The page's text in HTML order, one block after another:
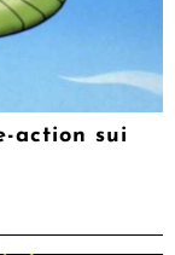
action sui